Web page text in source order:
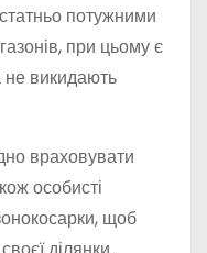
потужними
при цьому є
не викидають
враховувати
особисті
щоб